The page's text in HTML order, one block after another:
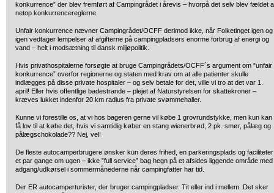
konkurrence” der blev fremført af Campingrådet i årevis – hvorpå det selv blev fældet
netop konkurrencereglerne.
Unfair konkurrence nævner Campingrådet/OCFF derimod ikke, når Folketinget igen og
igen vedtager lempelser af afgifterne på campingpladsers enorme forbrug af energi og
vand – helt i modsætning til dansk miljøpolitik.
Hvis privathospitalerne forsøgte at bruge Campingrådets/OCFF´s argument om ”unfair
konkurrence” overfor regionerne og staten med krav om at alle patienter skulle
indlægges på disse private hospitaler – og selv betale for det, ville vi tro at det var 1.
april! Eller hvis offentlige badestrande – plejet af Naturstyrelsen for skattekroner –
kræves lukket indenfor 20 km radius fra private svømmehaller.
Kunne vi forestille os, at vi hos bageren gerne vil købe 1 grovrundstykke, men kun kan
få lov til at købe det, hvis vi samtidig køber en stang wienerbrød, 2 pk. smør, pålæg og
pålægschokolade?? Nej, vel!
De fleste autocamperbrugere ønsker kun deres frihed, en parkeringsplads og faciliteter
et par gange om ugen – ikke ”full service” bag hegn på et afsides liggende område med
adgang/udkørsel i sommermånederne når campingfatter har tid.
Der ER autocamperturister, der bruger campingpladser. Tit eller ind i mellem. Det sker